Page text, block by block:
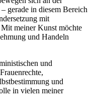
gerade in diesem Bereich
mit
meiner Kunst möchte
und Handeln
und
und
in vielen meiner